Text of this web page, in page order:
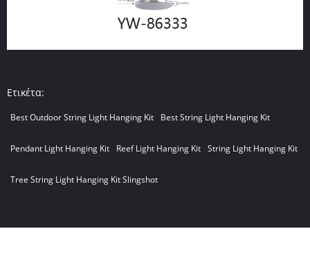
Ετικέτα:
Best Outdoor String Light Hanging Kit Best String Light Hanging Kit
Pendant Light Hanging Kit Reef Light Hanging Kit String Light Hanging Kit
Tree String Light Hanging Kit Slingshot